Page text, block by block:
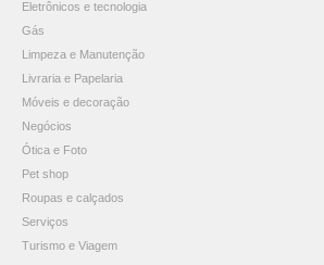
Eletrônicos e tecnologia
Gás
Limpeza e Manutenção
Livraria e Papelaria
Móveis e decoração
Negócios
Ótica e Foto
Pet shop
Roupas e calçados
Serviços
Turismo e Viagem